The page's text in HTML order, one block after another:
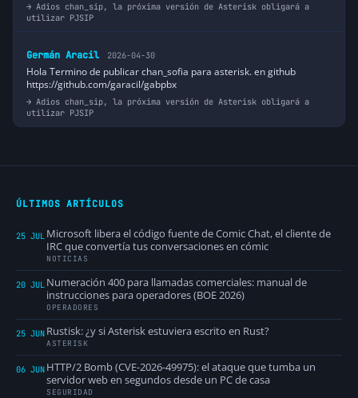
Adios chan_sip, la próxima versión de Asterisk obligará a
utilizar PJSIP
Germán Aracil 2026-04-30
Hola Termino de publicar chan_sofia para asterisk. en github
https://github.com/garacil/gabpbx
Adios chan_sip, la próxima versión de Asterisk obligará a
utilizar PJSIP
ÚLTIMOS ARTÍCULOS
25 JUL Microsoft libera el código fuente de Comic Chat, el cliente de
IRC que convertía tus conversaciones en cómic
NOTICIAS
20 JUL Numeración 400 para llamadas comerciales: manual de
instrucciones para operadores (BOE 2026)
OPERADORES
25 JUN Rustisk: ¿y si Asterisk estuviera escrito en Rust?
ASTERISK
06 JUN HTTP/2 Bomb (CVE-2026-49975): el ataque que tumba un
servidor web en segundos desde un PC de casa
SEGURIDAD